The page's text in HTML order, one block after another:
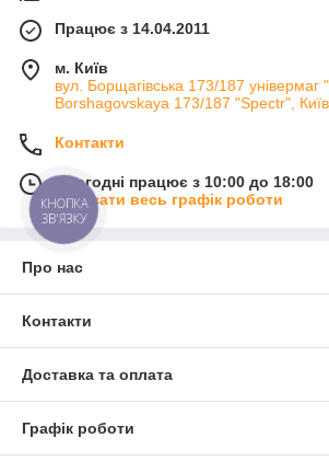
Працює з 14.04.2011
м. Київ
вул. Борщагівська 173/187 універмаг
Borshagovskaya 173/187 "Spectr",
Контакти
Сьогодні працює з 10:00 до 18:00
Показати весь графік роботи
Про нас
Контакти
Доставка та оплата
Графік роботи
КНОПКА
ЗВ'ЯЗКУ